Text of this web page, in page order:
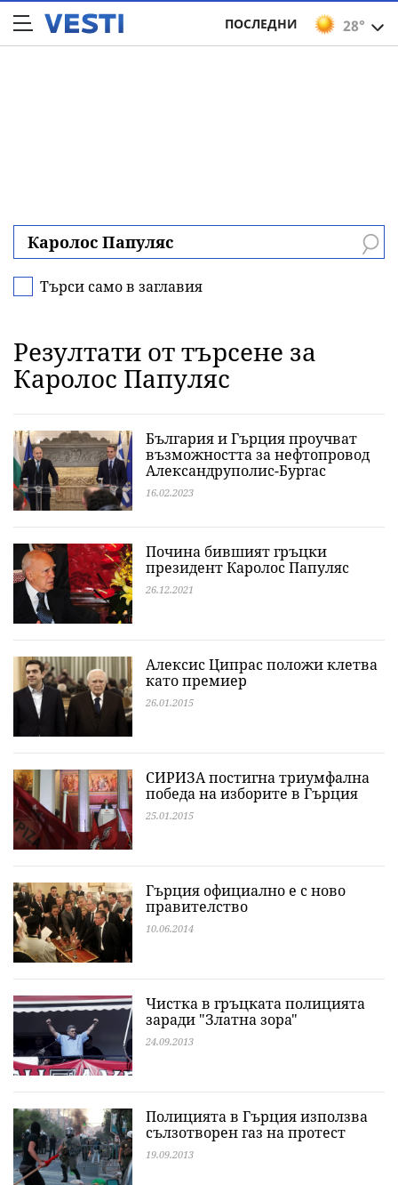
28°
ПОСЛЕДНИ
Търси само в заглавия
Резултати от търсене за
Каролос Папуляс
България и Гърция проучват
възможността за нефтопровод
Александруполис-Бургас
16.02.2023
Почина бившият гръцки
президент Каролос Папуляс
26.12.2021
Алексис Ципрас положи клетва
като премиер
26.01.2015
СИРИЗА постигна триумфална
победа на изборите в Гърция
25.01.2015
Гърция официално е с ново
правителство
10.06.2014
Чистка в гръцката полицията
заради "Златна зора"
24.09.2013
Полицията в Гърция използва
сълзотворен газ на протест
19.09.2013